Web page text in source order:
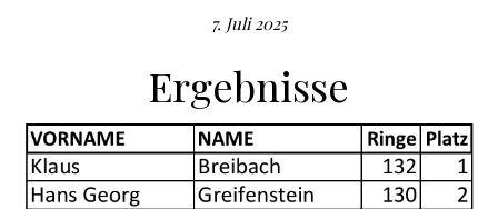
7. Juli 2025
Ergebnisse